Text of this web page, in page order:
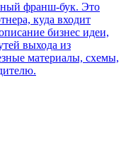
франш-бук. Это
куда входит
бизнес идеи,
выхода из
материалы, схемы,